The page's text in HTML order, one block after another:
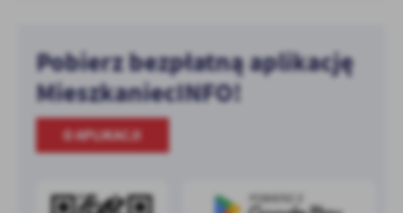
Pobierz bezpłatną aplikację
MieszkaniecINFO!
O APLIKACJI